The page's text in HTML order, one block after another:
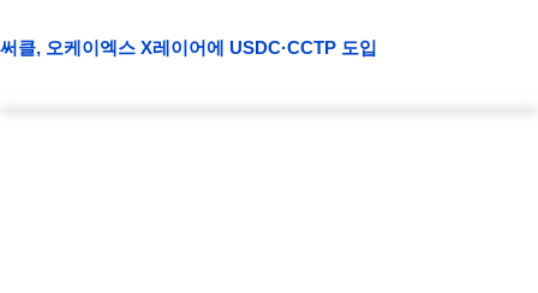
써클, 오케이엑스 X레이어에 USDC·CCTP 도입